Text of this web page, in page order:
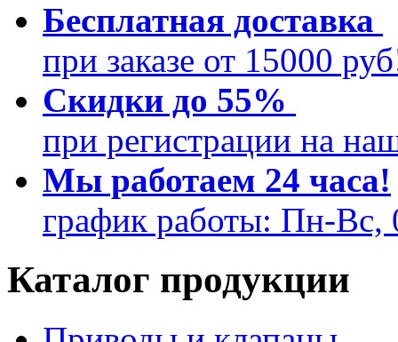
Бесплатная доставка
при заказе от 15000
Скидки до 55%
при регистрации на
Мы работаем 24 часа!
график работы: Пн-Вс,
Каталог продукции